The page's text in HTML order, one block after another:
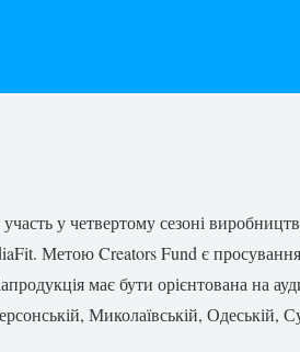
у четвертому сезоні
Метою Creators Fund є просування
має бути орієнтована на
Миколаївській, Одеській,